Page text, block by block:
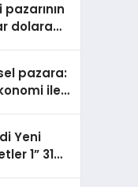
dolara
pazara:
ile
Yeni
1” 31